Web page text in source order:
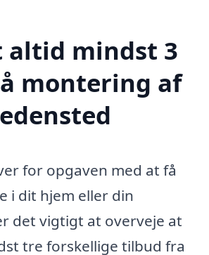
altid mindst 3
montering af
for opgaven med at få
i dit hjem eller din
det vigtigt at overveje at
tre forskellige tilbud fra